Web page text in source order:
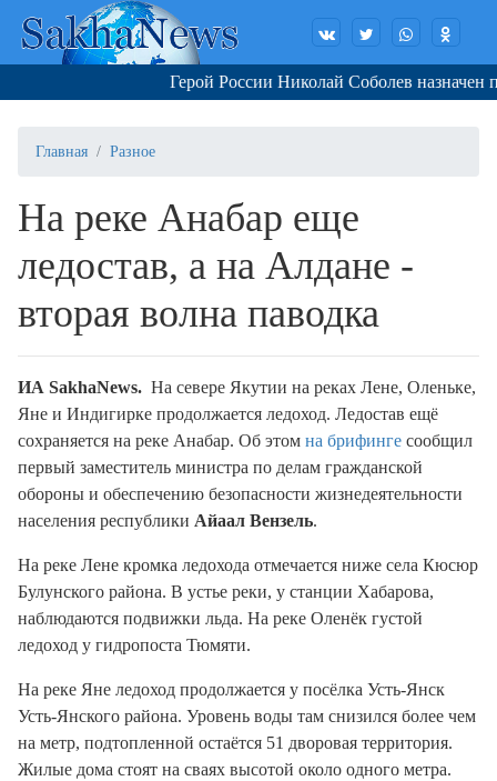
Герой России Николай Соболев назначен
Главная Разное
На реке Анабар еще
ледостав, а на Алдане -
вторая волна паводка
ИА SakhaNews. На севере Якутии на реках Лене, Оленьке,
Яне и Индигирке продолжается ледоход. Ледостав ещё
сохраняется на реке Анабар. Об этом на брифинге сообщил
первый заместитель министра по делам гражданской
обороны и обеспечению безопасности жизнедеятельности
населения республики Айаал Вензель.
На реке Лене кромка ледохода отмечается ниже села Кюсюр
Булунского района. В устье реки, у станции Хабарова,
наблюдаются подвижки льда. На реке Оленёк густой
ледоход у гидропоста Тюмяти.
На реке Яне ледоход продолжается у посёлка Усть-Янск
Усть-Янского района. Уровень воды там снизился более чем
на метр, подтопленной остаётся 51 дворовая территория.
Жилые дома стоят на сваях высотой около одного метра.